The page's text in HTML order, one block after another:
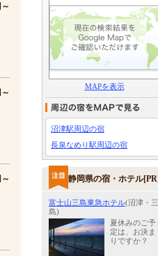
MAPを表示
沼津駅周辺の宿
長泉なめり駅周辺の宿
静岡県の宿・ホテル
富士山三島東急ホテル(沼津・三
島)
夏休みのご予
定は、お決ま
りですか？